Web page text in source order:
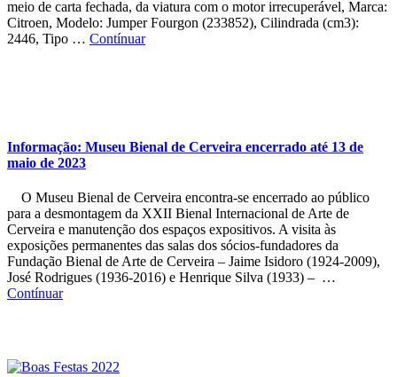
meio de carta fechada, da viatura com o motor irrecuperável, Marca:
Citroen, Modelo: Jumper Fourgon (233852), Cilindrada (cm3):
2446, Tipo … Contínuar
Informação: Museu Bienal de Cerveira encerrado até 13 de
maio de 2023
O Museu Bienal de Cerveira encontra-se encerrado ao público
para a desmontagem da XXII Bienal Internacional de Arte de
Cerveira e manutenção dos espaços expositivos. A visita às
exposições permanentes das salas dos sócios-fundadores da
Fundação Bienal de Arte de Cerveira – Jaime Isidoro (1924-2009),
José Rodrigues (1936-2016) e Henrique Silva (1933) – …
Contínuar